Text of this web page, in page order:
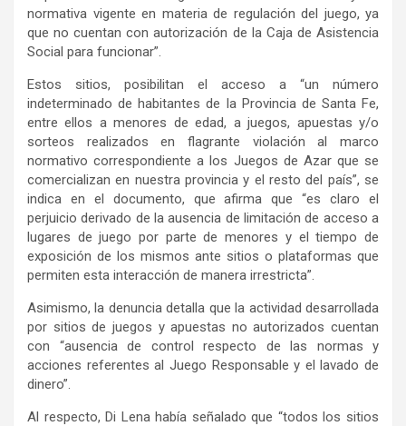
normativa vigente en materia de regulación del juego, ya
que no cuentan con autorización de la Caja de Asistencia
Social para funcionar”.
Estos sitios, posibilitan el acceso a “un número
indeterminado de habitantes de la Provincia de Santa Fe,
entre ellos a menores de edad, a juegos, apuestas y/o
sorteos realizados en flagrante violación al marco
normativo correspondiente a los Juegos de Azar que se
comercializan en nuestra provincia y el resto del país”, se
indica en el documento, que afirma que “es claro el
perjuicio derivado de la ausencia de limitación de acceso a
lugares de juego por parte de menores y el tiempo de
exposición de los mismos ante sitios o plataformas que
permiten esta interacción de manera irrestricta”.
Asimismo, la denuncia detalla que la actividad desarrollada
por sitios de juegos y apuestas no autorizados cuentan
con “ausencia de control respecto de las normas y
acciones referentes al Juego Responsable y el lavado de
dinero”.
Al respecto, Di Lena había señalado que “todos los sitios